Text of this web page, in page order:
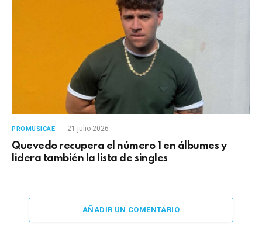
PROMUSICAE 21 julio 2026
Quevedo recupera el número 1 en álbumes y
lidera también la lista de singles
AÑADIR UN COMENTARIO